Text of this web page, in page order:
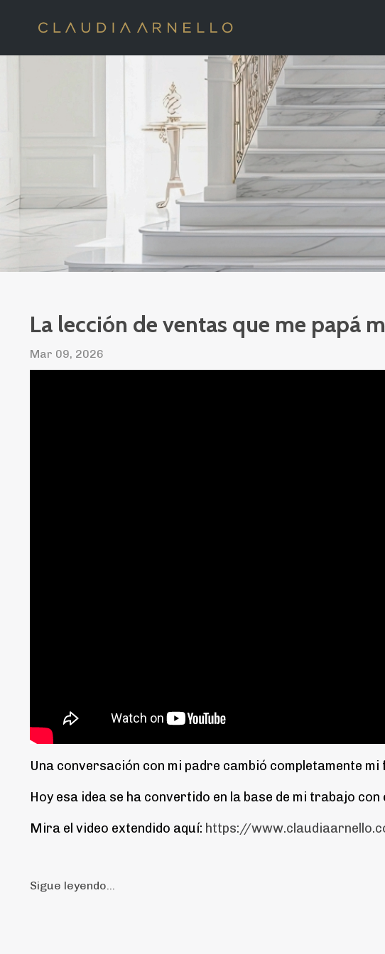
La lección de ventas que me papá
Mar 09, 2026
Una conversación con mi padre cambió completamente
Hoy esa idea se ha convertido en la base de mi trabajo
Mira el video extendido aquí: https://
Sigue leyendo...